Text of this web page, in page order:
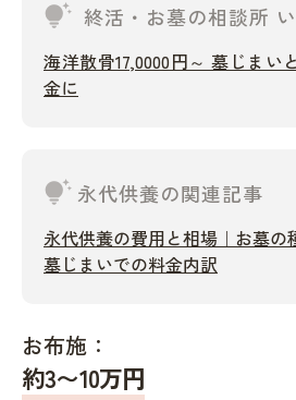
tips_and_updates 終活・お墓の相談所
海洋散骨17,0000円～ 墓じまい
金に
tips_and_updates 永代供養の関連記事
永代供養の費用と相場｜お墓の
墓じまいでの料金内訳
お布施：
約3〜10万円